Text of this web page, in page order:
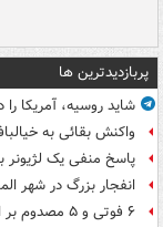
پربازدیدترین ها
شاید روسیه، آمریکا را
واکنش بقائی به
پاسخ منفی یک لژیونر
انفجار بزرگ در شهر
۶ فوتی و ۵ مصدوم بر اثر تصادف زنجیره‌ای